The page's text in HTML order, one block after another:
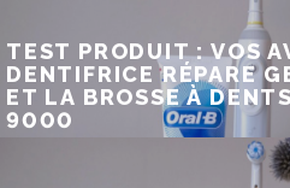
TEST PRODUIT : VOS
DENTIFRICE RÉPARE
ET LA BROSSE À
9000